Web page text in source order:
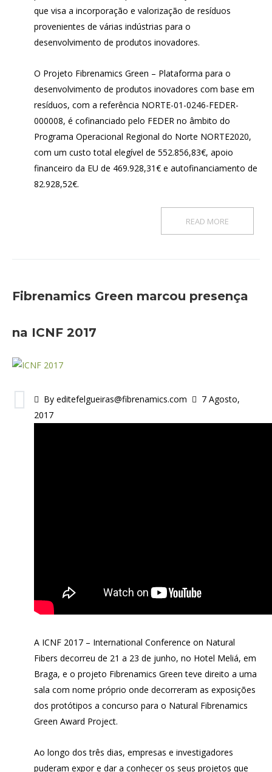
que visa a incorporação e valorização de resíduos
provenientes de várias indústrias para o
desenvolvimento de produtos inovadores.
O Projeto Fibrenamics Green – Plataforma para o
desenvolvimento de produtos inovadores com base em
resíduos, com a referência NORTE-01-0246-FEDER-
000008, é cofinanciado pelo FEDER no âmbito do
Programa Operacional Regional do Norte NORTE2020,
com um custo total elegível de 552.856,83€, apoio
financeiro da EU de 469.928,31€ e autofinanciamento de
82.928,52€.
READ MORE
Fibrenamics Green marcou presença
na ICNF 2017
By editefelgueiras@fibrenamics.com
7 Agosto,
2017
A ICNF 2017 – International Conference on Natural
Fibers decorreu de 21 a 23 de junho, no Hotel Meliá, em
Braga, e o projeto Fibrenamics Green teve direito a uma
sala com nome próprio onde decorreram as exposições
dos protótipos a concurso para o Natural Fibrenamics
Green Award Project.
Ao longo dos três dias, empresas e investigadores
puderam expor e dar a conhecer os seus projetos que